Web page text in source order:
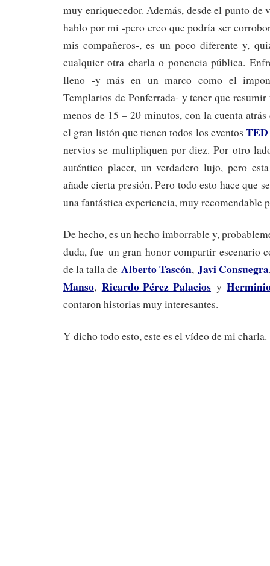
muy enriquecedor. Además, desde el punto de
hablo por mi -pero creo que podría ser
mis compañeros-, es un poco diferente y,
cualquier otra charla o ponencia pública.
lleno -y más en un marco como el
Templarios de Ponferrada- y tener que
menos de 15 – 20 minutos, con la cuenta
el gran listón que tienen todos los eventosTED
nervios se multipliquen por diez. Por otro
auténtico placer, un verdadero lujo, pero
añade cierta presión. Pero todo esto hace que
una fantástica experiencia, muy recomendable
De hecho, es un hecho imborrable y,
duda, fue un gran honor compartir escenario
de la talla deAlberto Tascón,Javi Consuegra
Manso, Ricardo Pérez Palacios y
contaron historias muy interesantes.
Y dicho todo esto, este es el vídeo de mi charla.